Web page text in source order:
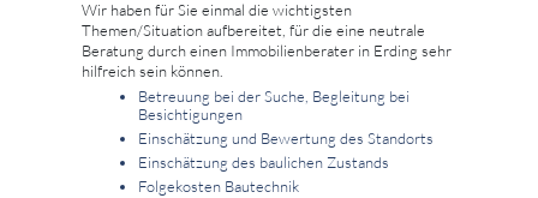
Wir haben für Sie einmal die wichtigsten
Themen/Situation aufbereitet, für die eine neutrale
Beratung durch einen Immobilienberater in Erding sehr
hilfreich sein können.
Betreuung bei der Suche, Begleitung bei
Besichtigungen
Einschätzung und Bewertung des Standorts
Einschätzung des baulichen Zustands
Folgekosten Bautechnik